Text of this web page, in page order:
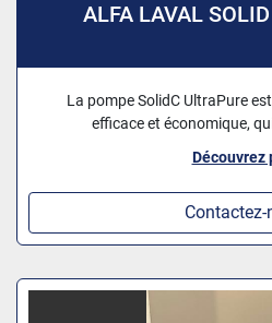
ALFA LAVAL
La pompe SolidC UltraPure
efficace et économique,
Découvrez
Contactez-